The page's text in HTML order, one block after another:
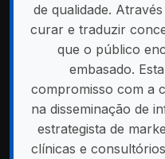
de qualidade.
curar e traduzir
que o público
embasado.
compromisso com a
na disseminação de
estrategista de
clínicas e